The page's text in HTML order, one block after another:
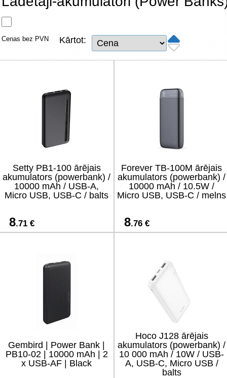
Tīkla produkti
TV, Foto un elektronika
Renewd tehnika, Outlet
Cenas bez PVN Kārtot:
Setty PB1-100 ārējais
akumulators (powerbank) /
10000 mAh / USB-A,
Micro USB, USB-C / balts
8.71 €
Forever TB-100M ārējais
akumulators (powerbank) /
10000 mAh / 10.5W /
Micro USB, USB-C / melns
8.76 €
Gembird | Power Bank |
PB10-02 | 10000 mAh | 2
x USB-AF | Black
Hoco J128 ārējais
akumulators (powerbank) /
10 000 mAh / 10W / USB-
A, USB-C, Micro USB /
balts